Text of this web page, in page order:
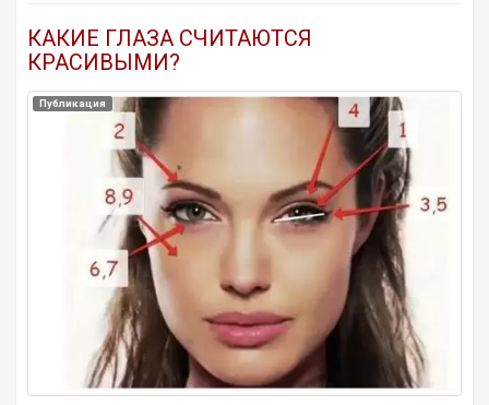
КАКИЕ ГЛАЗА СЧИТАЮТСЯ
КРАСИВЫМИ?
Публикация